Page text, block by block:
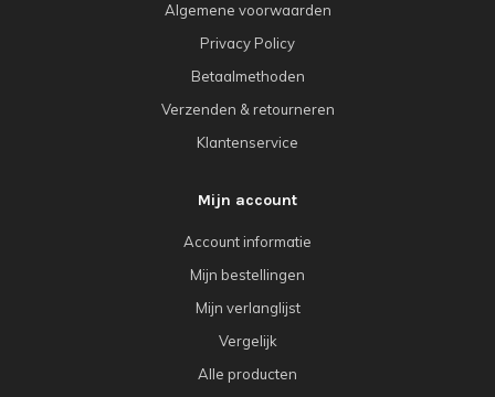
Algemene voorwaarden
Privacy Policy
Betaalmethoden
Verzenden & retourneren
Klantenservice
Mijn account
Account informatie
Mijn bestellingen
Mijn verlanglijst
Vergelijk
Alle producten